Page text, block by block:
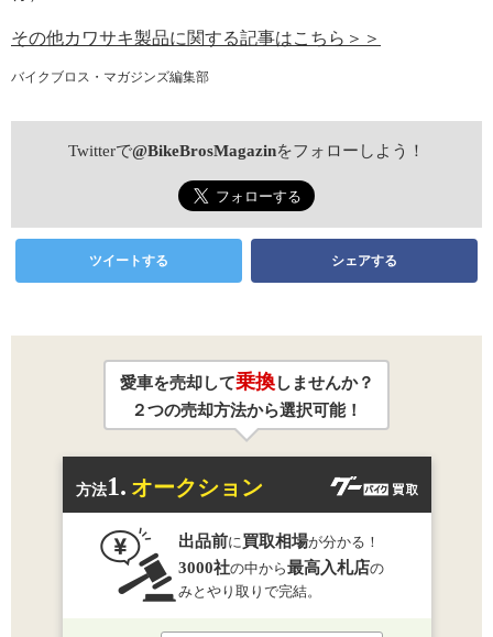
その他カワサキ製品に関する記事はこちら＞＞
バイクブロス・マガジンズ編集部
Twitterで@BikeBrosMagazinをフォローしよう！
ツイートする シェアする
愛車を売却して乗換しませんか？
２つの売却方法から選択可能！
方法1. オークション
出品前に 買取相場が分かる！
3000社の中から最高入札店の
みとやり取りで完結。